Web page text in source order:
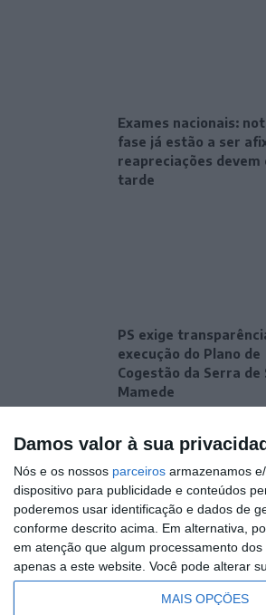
Damos valor à sua
Nós e os nossos parceiros armazenamos
dispositivo para publicidade e conteúdos
poderemos usar identificação e dados de
conforme descrito acima. Em alternativa,
em atenção que algum processamento
apenas a este website. Você pode alterar
MAIS OPÇÕES
Exames nacionais:
fase já estão a ser
reapreciações devem
tarde
PS exige
execução do Plano de
Cogestão da Serra de
Mamede